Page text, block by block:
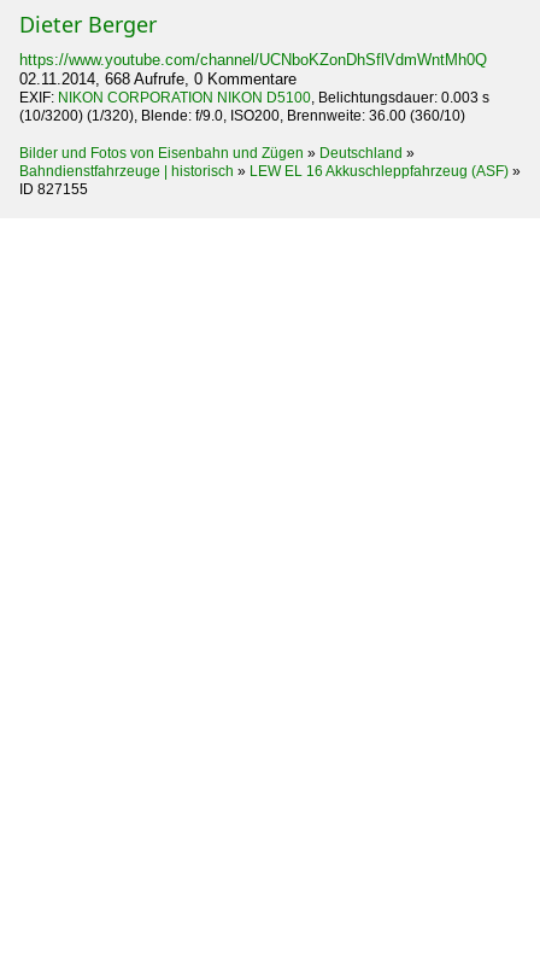
Dieter Berger
https://www.youtube.com/channel/UCNboKZonDhSflVdmWntMh0Q
02.11.2014, 668 Aufrufe, 0 Kommentare
EXIF: NIKON CORPORATION NIKON D5100, Belichtungsdauer: 0.003 s
(10/3200) (1/320), Blende: f/9.0, ISO200, Brennweite: 36.00 (360/10)
Bilder und Fotos von Eisenbahn und Zügen » Deutschland »
Bahndienstfahrzeuge | historisch » LEW EL 16 Akkuschleppfahrzeug (ASF) »
ID 827155